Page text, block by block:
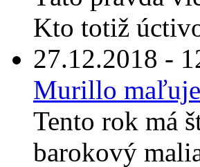
Kto totiž
27.12.2018 -
Murillo maľuje
Tento rok má
barokový